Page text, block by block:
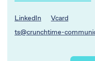
LinkedIn
Vcard
ts@crunchtime-